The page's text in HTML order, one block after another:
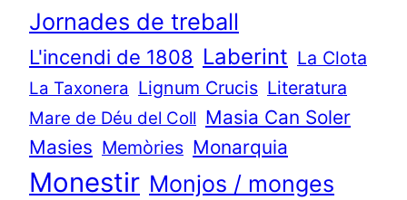
Jornades de treball
L'incendi de 1808 Laberint La Clota
La Taxonera Lignum Crucis Literatura
Mare de Déu del Coll Masia Can Soler
Masies Memòries Monarquia
Monestir Monjos / monges